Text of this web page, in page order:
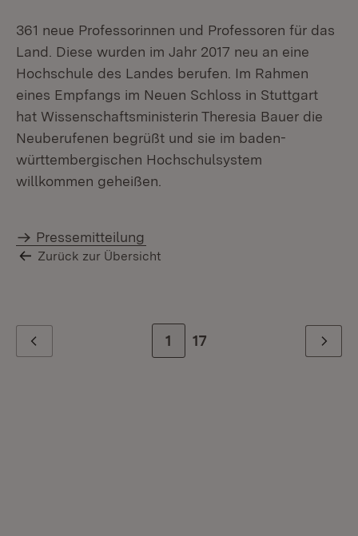
361 neue Professorinnen und Professoren für das
Land. Diese wurden im Jahr 2017 neu an eine
Hochschule des Landes berufen. Im Rahmen
eines Empfangs im Neuen Schloss in Stuttgart
hat Wissenschaftsministerin Theresia Bauer die
Neuberufenen begrüßt und sie im baden-
württembergischen Hochschulsystem
willkommen geheißen.
Pressemitteilung
Zurück zur Übersicht
Zur Seite
1 Zur letzten Seite
17 Weiter